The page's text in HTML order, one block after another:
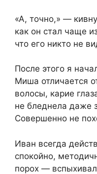
«А, точно,» —
как он стал чаще
что его никто не
После этого я
Миша отличается
волосы, карие
не бледнела даже
Совершенно не
Иван всегда
спокойно,
порох —